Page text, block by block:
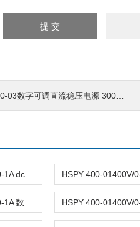
03数字可调直流稳压电源 300V3A